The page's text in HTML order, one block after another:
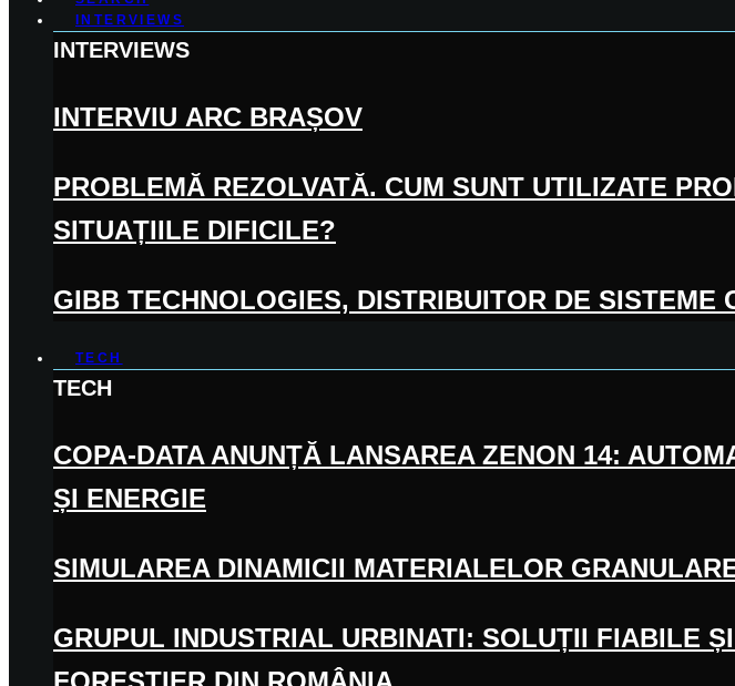
INTERVIEWS
INTERVIEWS
INTERVIU ARC BRAȘOV
PROBLEMĂ REZOLVATĂ. CUM SUNT UTILIZATE
SITUAȚIILE DIFICILE?
GIBB TECHNOLOGIES, DISTRIBUITOR DE SISTEME
TECH
TECH
COPA-DATA ANUNȚĂ LANSAREA ZENON 14:
ȘI ENERGIE
SIMULAREA DINAMICII MATERIALELOR
GRUPUL INDUSTRIAL URBINATI: SOLUȚII FIABILE